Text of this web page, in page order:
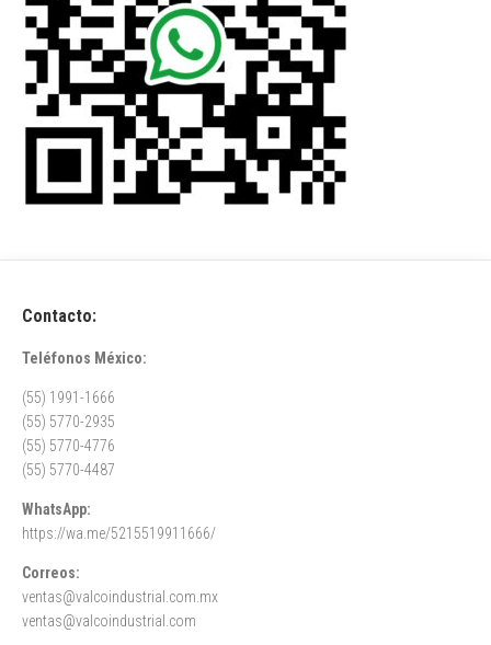
Contacto:
Teléfonos México:
(55) 1991-1666
(55) 5770-2935
(55) 5770-4776
(55) 5770-4487
WhatsApp:
https://wa.me/5215519911666/
Correos:
ventas@valcoindustrial.com.mx
ventas@valcoindustrial.com